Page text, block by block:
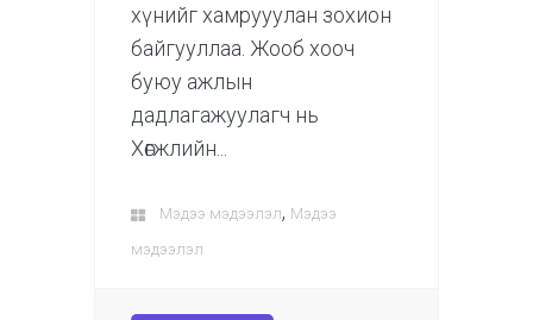
хүнийг хамрууулан зохион
байгууллаа. Жооб хооч
буюу ажлын
дадлагажуулагч нь
Хөгжлийн...
Мэдээ мэдээлэл, Мэдээ
мэдээлэл